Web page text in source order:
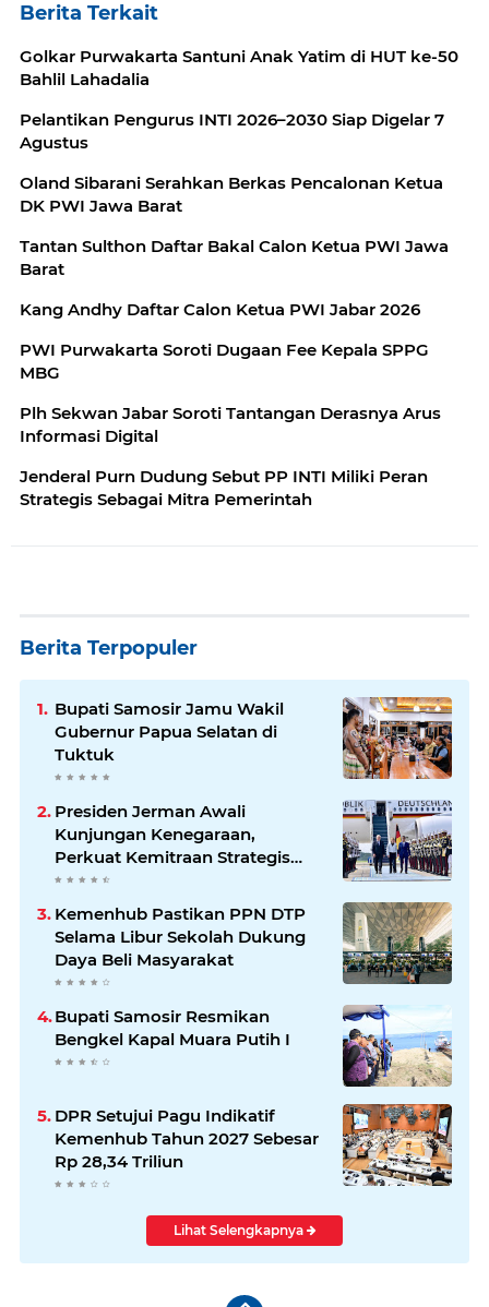
Berita Terkait
Golkar Purwakarta Santuni Anak Yatim di HUT ke-50
Bahlil Lahadalia
Pelantikan Pengurus INTI 2026–2030 Siap Digelar 7
Agustus
Oland Sibarani Serahkan Berkas Pencalonan Ketua
DK PWI Jawa Barat
Tantan Sulthon Daftar Bakal Calon Ketua PWI Jawa
Barat
Kang Andhy Daftar Calon Ketua PWI Jabar 2026
PWI Purwakarta Soroti Dugaan Fee Kepala SPPG
MBG
Plh Sekwan Jabar Soroti Tantangan Derasnya Arus
Informasi Digital
Jenderal Purn Dudung Sebut PP INTI Miliki Peran
Strategis Sebagai Mitra Pemerintah
Berita Terpopuler
Bupati Samosir Jamu Wakil
Gubernur Papua Selatan di
Tuktuk
Presiden Jerman Awali
Kunjungan Kenegaraan,
Perkuat Kemitraan Strategis
Indonesia–Jerman
Kemenhub Pastikan PPN DTP
Selama Libur Sekolah Dukung
Daya Beli Masyarakat
Bupati Samosir Resmikan
Bengkel Kapal Muara Putih I
DPR Setujui Pagu Indikatif
Kemenhub Tahun 2027 Sebesar
Rp 28,34 Triliun
Lihat Selengkapnya